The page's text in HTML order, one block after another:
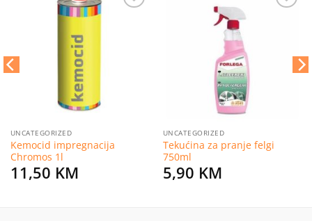
UNCATEGORIZED
Kemocid impregnacija
Chromos 1l
11,50 KM
UNCATEGORIZED
Tekućina za pranje felgi
750ml
5,90 KM